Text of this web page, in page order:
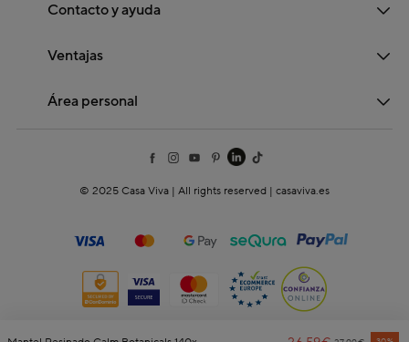
Contacto y ayuda
Ventajas
Área personal
© 2025 Casa Viva | All rights reserved | casaviva.es